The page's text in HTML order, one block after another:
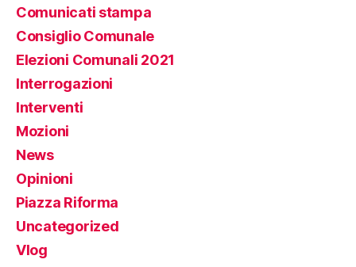
Comunicati stampa
Consiglio Comunale
Elezioni Comunali 2021
Interrogazioni
Interventi
Mozioni
News
Opinioni
Piazza Riforma
Uncategorized
Vlog